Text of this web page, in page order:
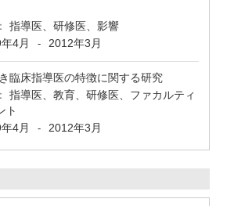
指導医、研修医、影響
4月 - 2012年3月
臨床指導医の特徴に関する研究
指導医、教育、研修医、ファカルティ
ト
4月 - 2012年3月